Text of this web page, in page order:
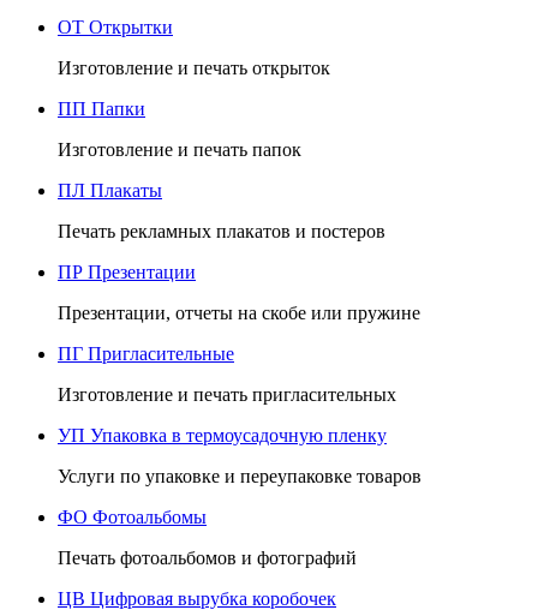
ОТ Открытки
Изготовление и печать открыток
ПП Папки
Изготовление и печать папок
ПЛ Плакаты
Печать рекламных плакатов и постеров
ПР Презентации
Презентации, отчеты на скобе или пружине
ПГ Пригласительные
Изготовление и печать пригласительных
УП Упаковка в термоусадочную пленку
Услуги по упаковке и переупаковке товаров
ФО Фотоальбомы
Печать фотоальбомов и фотографий
ЦВ Цифровая вырубка коробочек